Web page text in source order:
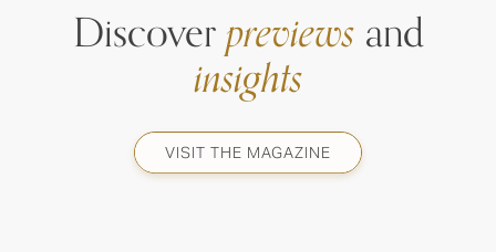
Discoverpreviewsand
insights
VISIT THE MAGAZINE